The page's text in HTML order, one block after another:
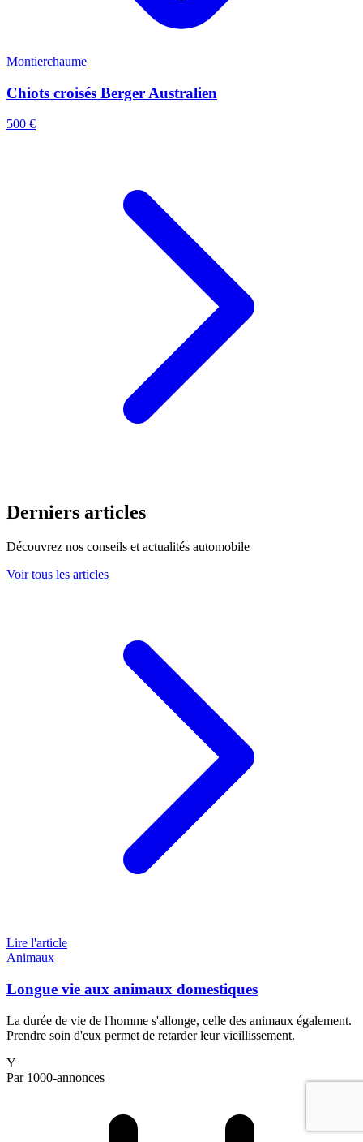
Montierchaume
Chiots croisés Berger Australien
500 €
Derniers articles
Découvrez nos conseils et actualités automobile
Voir tous les articles
Lire l'article
Animaux
Longue vie aux animaux domestiques
La durée de vie de l'homme s'allonge, celle des animaux également.
Prendre soin d'eux permet de retarder leur vieillissement.
Y
Par 1000-annonces